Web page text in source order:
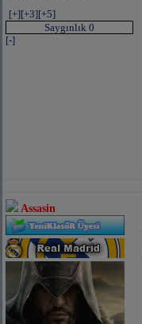
[+][+3][+5]
Saygınlık 0
[-]
Assasin